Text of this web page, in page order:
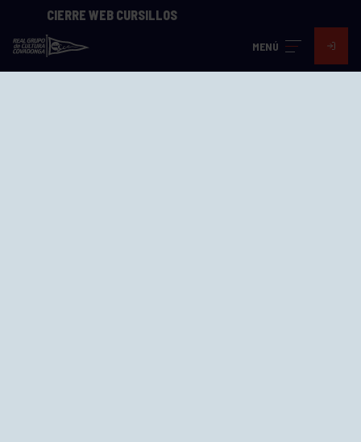
MENÚ
CIERRE WEB CURSILLOS
Cómo llegar